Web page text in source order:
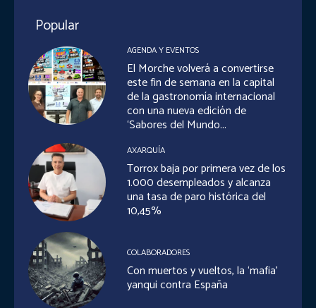
Popular
AGENDA Y EVENTOS
El Morche volverá a convertirse
este fin de semana en la capital
de la gastronomía internacional
con una nueva edición de
‘Sabores del Mundo...
AXARQUÍA
Torrox baja por primera vez de los
1.000 desempleados y alcanza
una tasa de paro histórica del
10,45%
COLABORADORES
Con muertos y vueltos, la ‘mafia’
yanqui contra España